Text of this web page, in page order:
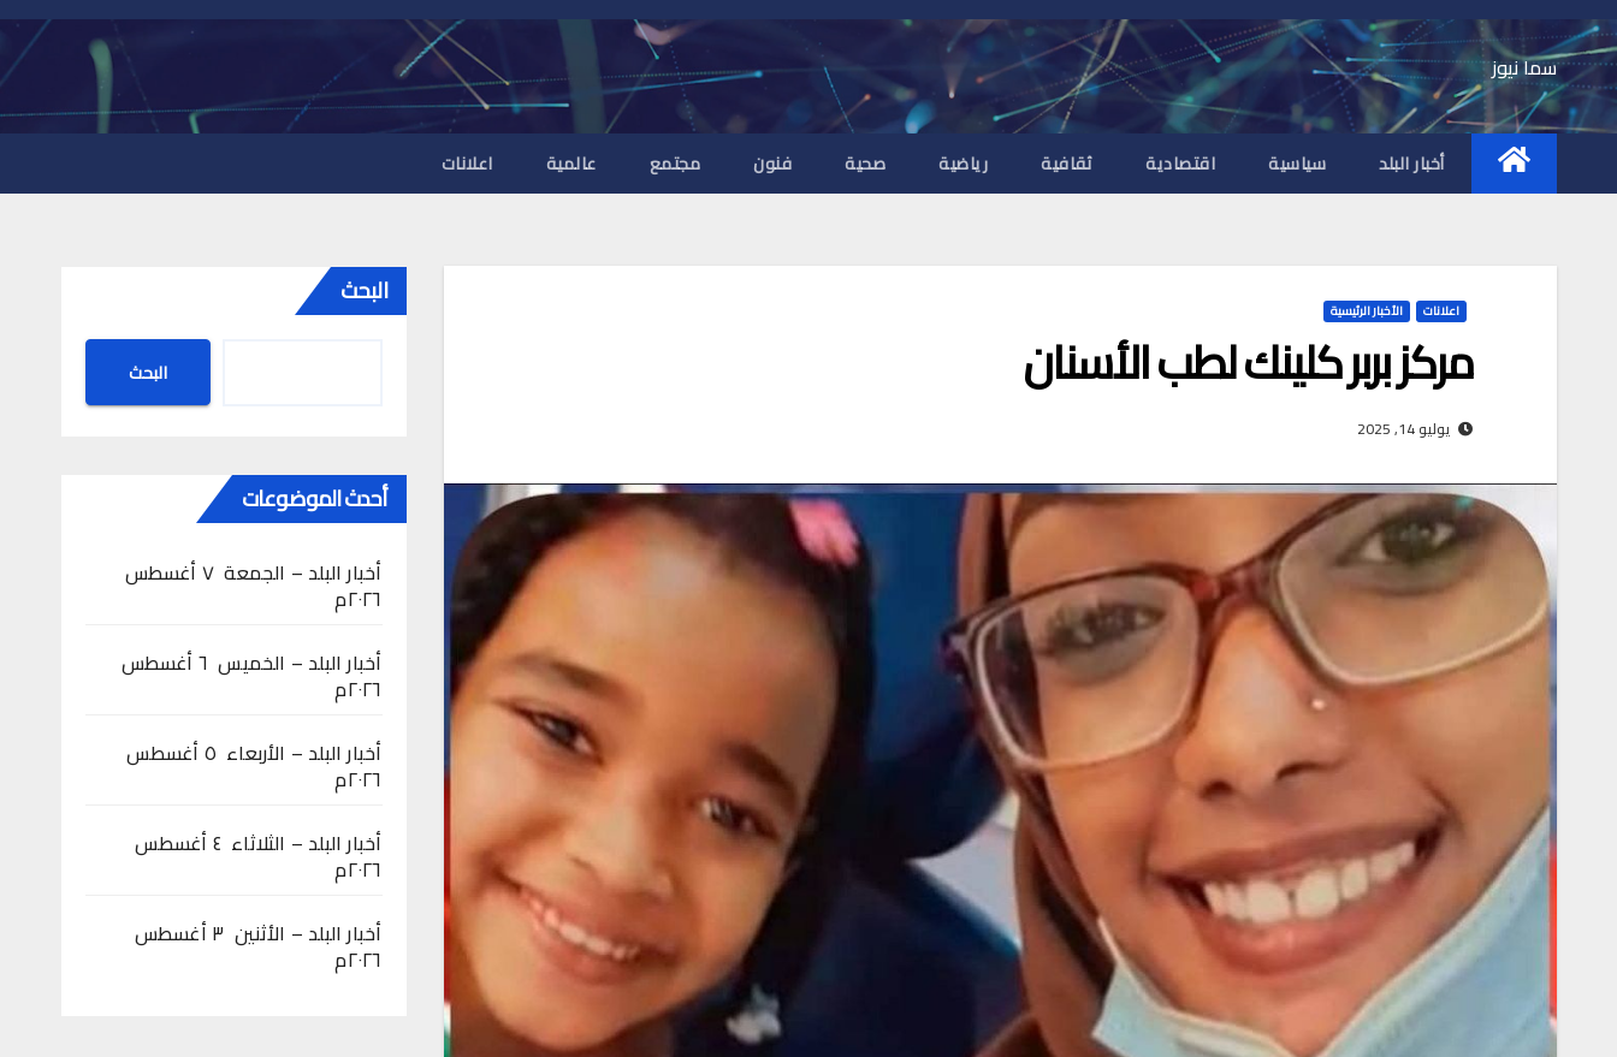
Skip
to
content
سما نيوز
أخبار البلد سياسية اقتصادية ثقافية رياضية صحية فنون مجتمع عالمية اعلانات
اعلانات الأخبار الرئيسية
مركز بربر كلينك لطب الأسنان
يوليو 14, 2025
البحث
البحث
أحدث الموضوعات
أخبار البلد – الجمعة ٧ أغسطس
٢٠٢٦م
أخبار البلد – الخميس ٦ أغسطس
٢٠٢٦م
أخبار البلد – الأربعاء ٥ أغسطس
٢٠٢٦م
أخبار البلد – الثلاثاء ٤ أغسطس
٢٠٢٦م
أخبار البلد – الأثنين ٣ أغسطس
٢٠٢٦م